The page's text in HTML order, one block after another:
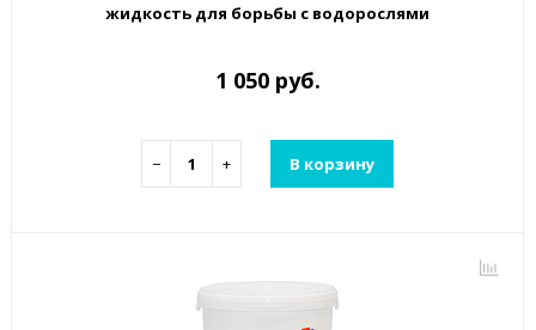
жидкость для борьбы с водорослями
1 050 руб.
− + В корзину